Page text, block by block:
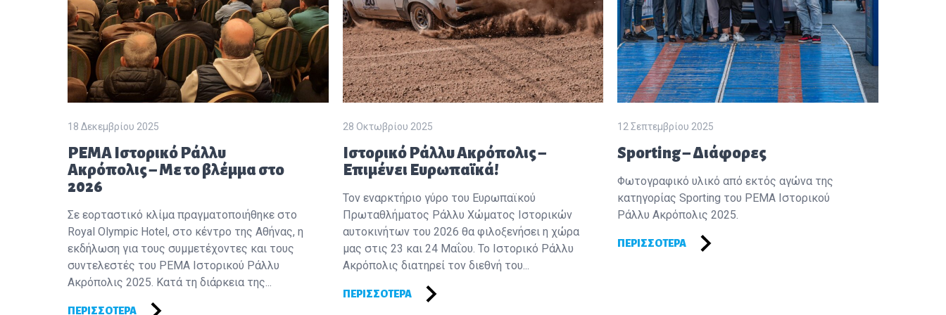
18 Δεκεμβρίου 2025
PEMA Ιστορικό Ράλλυ
Ακρόπολις – Με το βλέμμα στο
2026
Σε εορταστικό κλίμα πραγματοποιήθηκε στο
Royal Olympic Hotel, στο κέντρο της Αθήνας, η
εκδήλωση για τους συμμετέχοντες και τους
συντελεστές του PEMA Ιστορικού Ράλλυ
Ακρόπολις 2025. Κατά τη διάρκεια της...
ΠΕΡΙΣΣΌΤΕΡΑ
28 Οκτωβρίου 2025
Ιστορικό Ράλλυ Ακρόπολις –
Επιμένει Ευρωπαϊκά!
Τον εναρκτήριο γύρο του Ευρωπαϊκού
Πρωταθλήματος Ράλλυ Χώματος Ιστορικών
αυτοκινήτων του 2026 θα φιλοξενήσει η χώρα
μας στις 23 και 24 Μαΐου. Το Ιστορικό Ράλλυ
Ακρόπολις διατηρεί τον διεθνή του...
ΠΕΡΙΣΣΌΤΕΡΑ
12 Σεπτεμβρίου 2025
Sporting – Διάφορες
Φωτογραφικό υλικό από εκτός αγώνα της
κατηγορίας Sporting του PEMA Ιστορικού
Ράλλυ Ακρόπολις 2025.
ΠΕΡΙΣΣΌΤΕΡΑ